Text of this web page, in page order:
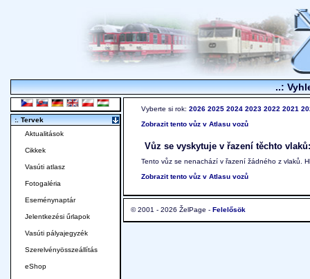
..:
Vyberte si rok: 2026 2025 2024 2023 2022 2021
Zobrazit tento vůz v Atlasu vozů
Vůz se vyskytuje v řazení těchto vlaků:
Tento vůz se nenachází v řazení žádného z vlaků.
Zobrazit tento vůz v Atlasu vozů
© 2001 - 2026 ŽelPage - Felelősök
:. Tervek
Aktualitások
Cikkek
Vasúti atlasz
Fotogaléria
Eseménynaptár
Jelentkezési űrlapok
Vasúti pályajegyzék
Szerelvényösszeállítás
eShop